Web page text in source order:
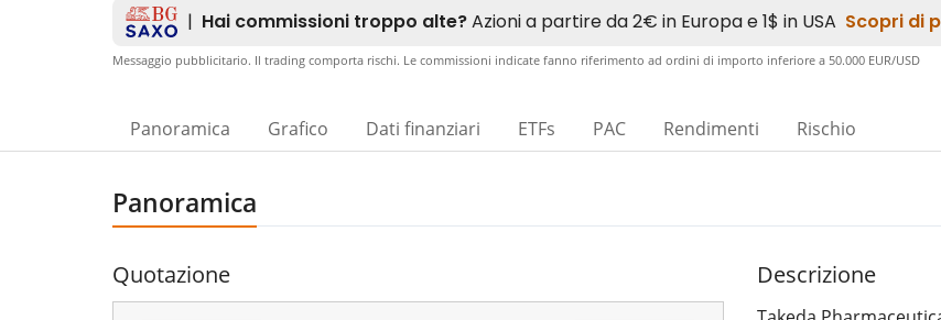
Messaggio pubblicitario. Il trading comporta rischi. Le commissioni indicate fanno riferimento ad ordini di importo inferiore a 50.000 EUR/USD​
Panoramica Grafico Dati finanziari ETFs PAC Rendimenti Rischio
Panoramica
Quotazione Descrizione